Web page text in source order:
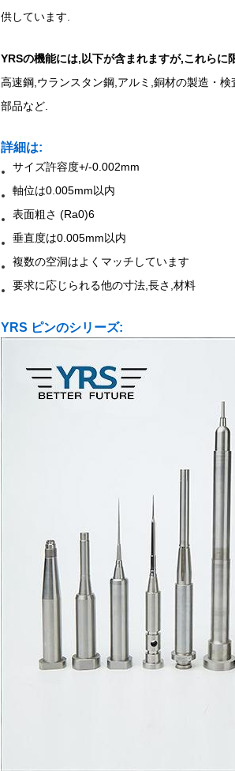
供しています.
YRSの機能には,以下が含まれますが,これらに
高速鋼,ウランスタン鋼,アルミ,銅材の製造・
部品など.
詳細は:
サイズ許容度+/-0.002mm
軸位は0.005mm以内
表面粗さ (Ra0)6
垂直度は0.005mm以内
複数の空洞はよくマッチしています
要求に応じられる他の寸法,長さ,材料
YRS ピンのシリーズ: